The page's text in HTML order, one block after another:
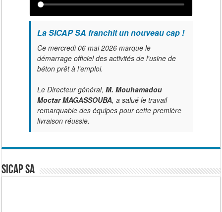
La SICAP SA franchit un nouveau cap !
Ce mercredi 06 mai 2026 marque le
démarrage officiel des activités de l'usine de
béton prêt à l’emploi.
Le Directeur général, M. Mouhamadou
Moctar MAGASSOUBA, a salué le travail
remarquable des équipes pour cette première
livraison réussie.
SICAP SA